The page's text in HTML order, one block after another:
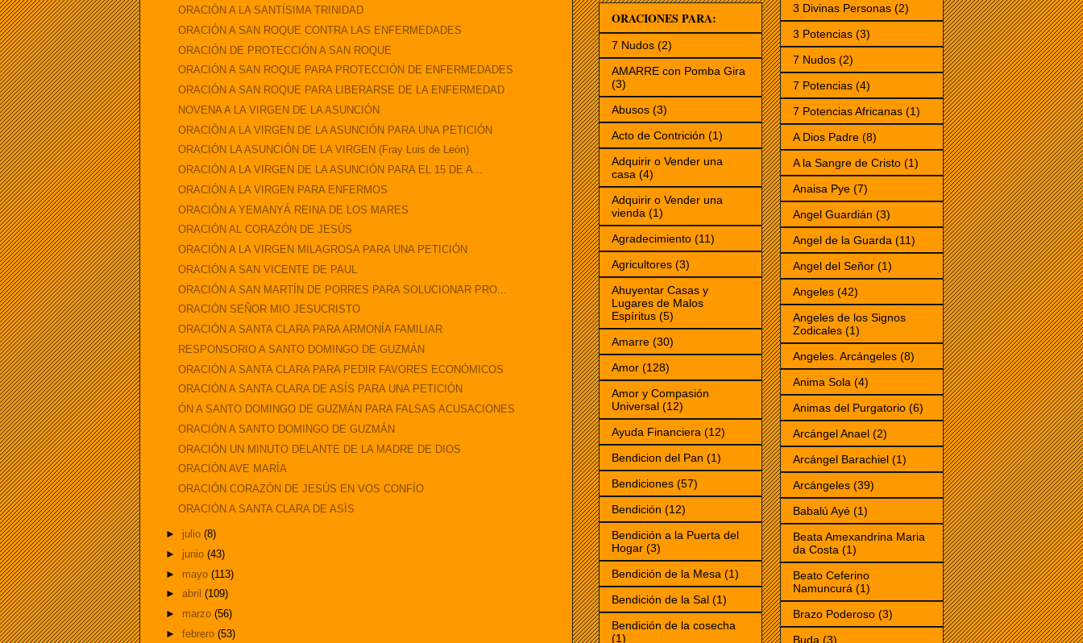
ORACIÓN A LA SANTÍSIMA TRINIDAD
ORACIÓN A SAN ROQUE CONTRA LAS ENFERMEDADES
ORACIÓN DE PROTECCIÓN A SAN ROQUE
ORACIÓN A SAN ROQUE PARA PROTECCIÓN DE ENFERMEDADES
ORACIÓN A SAN ROQUE PARA LIBERARSE DE LA ENFERMEDAD
NOVENA A LA VIRGEN DE LA ASUNCIÓN
ORACIÓN A LA VIRGEN DE LA ASUNCIÓN PARA UNA PETICIÓN
ORACIÓN LA ASUNCIÓN DE LA VIRGEN (Fray Luis de León)
ORACIÓN A LA VIRGEN DE LA ASUNCIÓN PARA EL 15 DE A...
ORACIÓN A LA VIRGEN PARA ENFERMOS
ORACIÓN A YEMANYÁ REINA DE LOS MARES
ORACIÓN AL CORAZÓN DE JESÚS
ORACIÓN A LA VIRGEN MILAGROSA PARA UNA PETICIÓN
ORACIÓN A SAN VICENTE DE PAUL
ORACIÓN A SAN MARTÍN DE PORRES PARA SOLUCIONAR PRO...
ORACIÓN SEÑOR MIO JESUCRISTO
ORACIÓN A SANTA CLARA PARA ARMONÍA FAMILIAR
RESPONSORIO A SANTO DOMINGO DE GUZMÁN
ORACIÓN A SANTA CLARA PARA PEDIR FAVORES ECONÓMICOS
ORACIÓN A SANTA CLARA DE ASÍS PARA UNA PETICIÓN
ÓN A SANTO DOMINGO DE GUZMÁN PARA FALSAS ACUSACIONES
ORACIÓN A SANTO DOMINGO DE GUZMÁN
ORACIÓN UN MINUTO DELANTE DE LA MADRE DE DIOS
ORACIÓN AVE MARÍA
ORACIÓN CORAZÓN DE JESÚS EN VOS CONFÍO
ORACIÓN A SANTA CLARA DE ASÏS
► julio (8)
► junio (43)
► mayo (113)
► abril (109)
► marzo (56)
► febrero (53)
ORACIONES PARA:
7 Nudos (2)
AMARRE con Pomba Gira
(3)
Abusos (3)
Acto de Contrición (1)
Adquirir o Vender una
casa (4)
Adquirir o Vender una
vienda (1)
Agradecimiento (11)
Agricultores (3)
Ahuyentar Casas y
Lugares de Malos
Espíritus (5)
Amarre (30)
Amor (128)
Amor y Compasión
Universal (12)
Ayuda Financiera (12)
Bendicion del Pan (1)
Bendiciones (57)
Bendición (12)
Bendición a la Puerta del
Hogar (3)
Bendición de la Mesa (1)
Bendición de la Sal (1)
Bendición de la cosecha
(1)
3 Divinas Personas (2)
3 Potencias (3)
7 Nudos (2)
7 Potencias (4)
7 Potencias Africanas (1)
A Dios Padre (8)
A la Sangre de Cristo (1)
Anaisa Pye (7)
Angel Guardián (3)
Angel de la Guarda (11)
Angel del Señor (1)
Angeles (42)
Angeles de los Signos
Zodicales (1)
Angeles. Arcángeles (8)
Anima Sola (4)
Animas del Purgatorio (6)
Arcángel Anael (2)
Arcángel Barachiel (1)
Arcángeles (39)
Babalú Ayé (1)
Beata Amexandrina Maria
da Costa (1)
Beato Ceferino
Namuncurá (1)
Brazo Poderoso (3)
Buda (3)